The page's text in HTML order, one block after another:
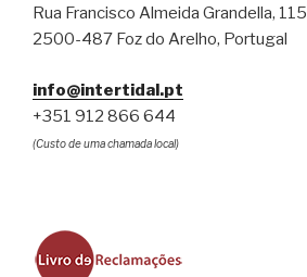
Rua Francisco Almeida Grandella, 115
2500-487 Foz do Arelho, Portugal
info@intertidal.pt
+351 912 866 644
(Custo de uma chamada local)